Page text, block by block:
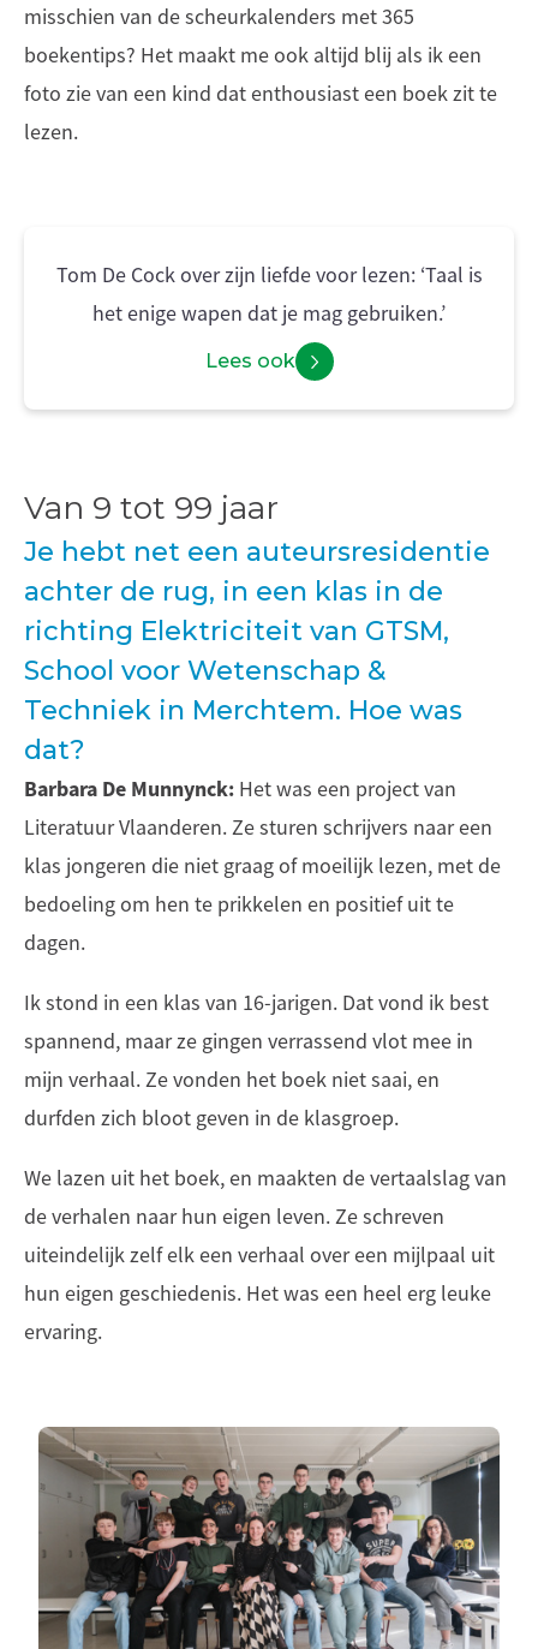
misschien van de scheurkalenders met 365
boekentips? Het maakt me ook altijd blij als ik een
foto zie van een kind dat enthousiast een boek zit te
lezen.
Tom De Cock over zijn liefde voor lezen: ‘Taal is
het enige wapen dat je mag gebruiken.’
Lees ook
Van 9 tot 99 jaar
Je hebt net een auteursresidentie
achter de rug, in een klas in de
richting Elektriciteit van GTSM,
School voor Wetenschap &
Techniek in Merchtem. Hoe was
dat?
Barbara De Munnynck: Het was een project van
Literatuur Vlaanderen. Ze sturen schrijvers naar een
klas jongeren die niet graag of moeilijk lezen, met de
bedoeling om hen te prikkelen en positief uit te
dagen.
Ik stond in een klas van 16-jarigen. Dat vond ik best
spannend, maar ze gingen verrassend vlot mee in
mijn verhaal. Ze vonden het boek niet saai, en
durfden zich bloot geven in de klasgroep.
We lazen uit het boek, en maakten de vertaalslag van
de verhalen naar hun eigen leven. Ze schreven
uiteindelijk zelf elk een verhaal over een mijlpaal uit
hun eigen geschiedenis. Het was een heel erg leuke
ervaring.